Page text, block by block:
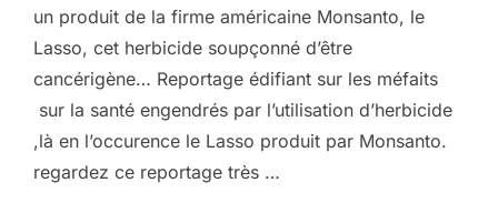
un produit de la firme américaine Monsanto, le
Lasso, cet herbicide soupçonné d’être
cancérigène… Reportage édifiant sur les méfaits
sur la santé engendrés par l’utilisation d’herbicide
,là en l’occurence le Lasso produit par Monsanto.
regardez ce reportage très …